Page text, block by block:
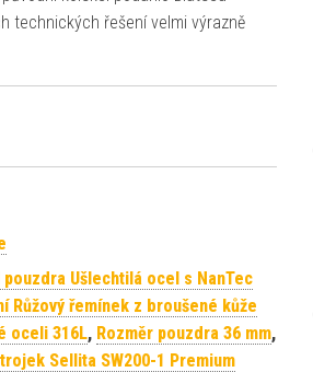
technických řešení velmi výrazně
Ušlechtilá ocel s NanTec
Růžový řemínek z broušené kůže
oceli 316L, Rozměr pouzdra 36 mm,
Sellita SW200-1 Premium